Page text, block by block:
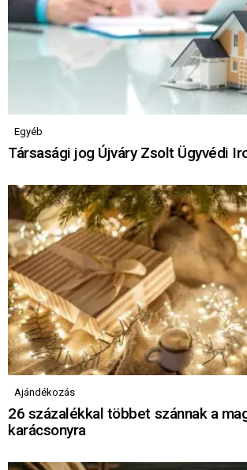
Egyéb
Társasági jog Újváry Zsolt Ügyvédi
Ajándékozás
26 százalékkal többet szánnak a
karácsonyra